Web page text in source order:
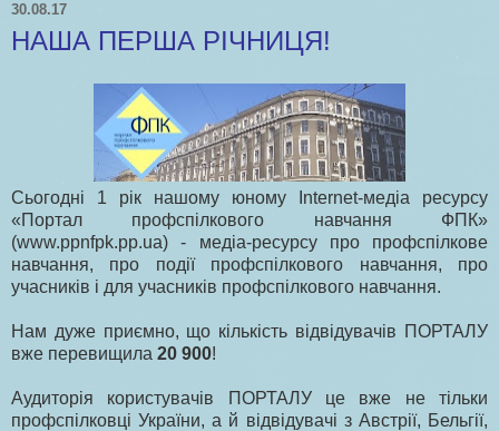
30.08.17
НАША ПЕРША РІЧНИЦЯ!
Сьогодні 1 рік нашому юному Internet-медіа ресурсу
«Портал профспілкового навчання ФПК»
(www.ppnfpk.pp.ua) - медіа-ресурсу про профспілкове
навчання, про події профспілкового навчання, про
учасників і для учасників профспілкового навчання.
Нам дуже приємно, що кількість відвідувачів ПОРТАЛУ
вже перевищила 20 900!
Аудиторія користувачів ПОРТАЛУ це вже не тільки
профспілковці України, а й відвідувачі з Австрії, Бельгії,